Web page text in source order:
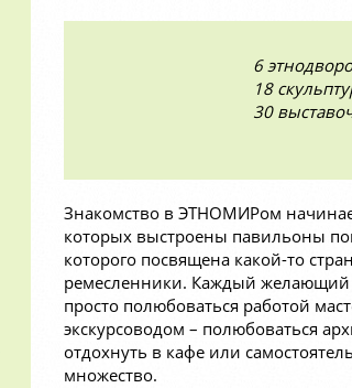
6
18
30
Знакомство в ЭТНОМИРом
которых выстроены павильоны
которого посвящена какой-то
ремесленники. Каждый желающий
просто полюбоваться работой
экскурсоводом – полюбоваться
отдохнуть в кафе или
множество.